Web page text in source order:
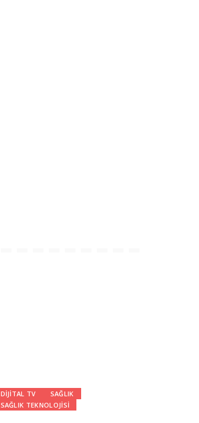
DIJITAL TV
SAĞLIK
SAĞLIK TEKNOLOJISI